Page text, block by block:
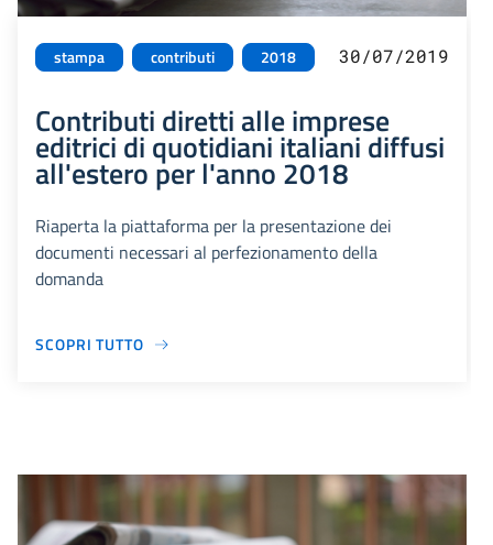
stampa contributi 2018 30/07/2019
Contributi diretti alle imprese
editrici di quotidiani italiani diffusi
all'estero per l'anno 2018
Riaperta la piattaforma per la presentazione dei
documenti necessari al perfezionamento della
domanda
SCOPRI TUTTO